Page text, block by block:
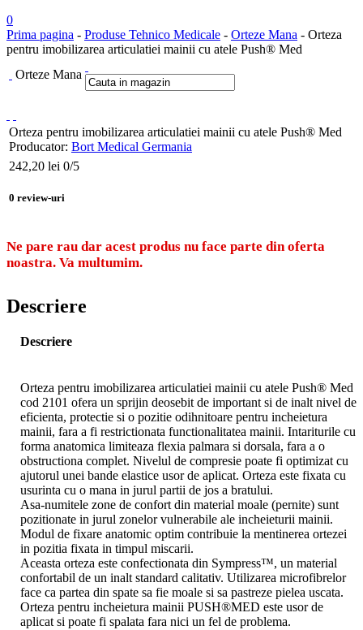
0
Prima pagina - Produse Tehnico Medicale - Orteze Mana - Orteza
pentru imobilizarea articulatiei mainii cu atele Push® Med
Orteze Mana
Orteza pentru imobilizarea articulatiei mainii cu atele Push® Med
Producator: Bort Medical Germania
242,20 lei 0/5
0 review-uri
Ne pare rau dar acest produs nu face parte din oferta
noastra. Va multumim.
Descriere
Descriere
Orteza pentru imobilizarea articulatiei mainii cu atele Push® Med
cod 2101 ofera un sprijin deosebit de important si de inalt nivel de
eficienta, protectie si o pozitie odihnitoare pentru incheietura
mainii, fara a fi restrictionata functionalitatea mainii. Intariturile cu
forma anatomica limiteaza flexia palmara si dorsala, fara a o
obstructiona complet. Nivelul de compresie poate fi optimizat cu
ajutorul unei bande elastice usor de aplicat. Orteza este fixata cu
usurinta cu o mana in jurul partii de jos a bratului.
Asa-numitele zone de confort din material moale (pernite) sunt
pozitionate in jurul zonelor vulnerabile ale incheieturii mainii.
Modul de fixare anatomic optim contribuie la mentinerea ortezei
in pozitia fixata in timpul miscarii.
Aceasta orteza este confectionata din Sympress™, un material
confortabil de un inalt standard calitativ. Utilizarea microfibrelor
face ca partea din spate sa fie moale si sa pastreze pielea uscata.
Orteza pentru incheietura mainii PUSH®MED este usor de
aplicat si poate fi spalata fara nici un fel de problema.